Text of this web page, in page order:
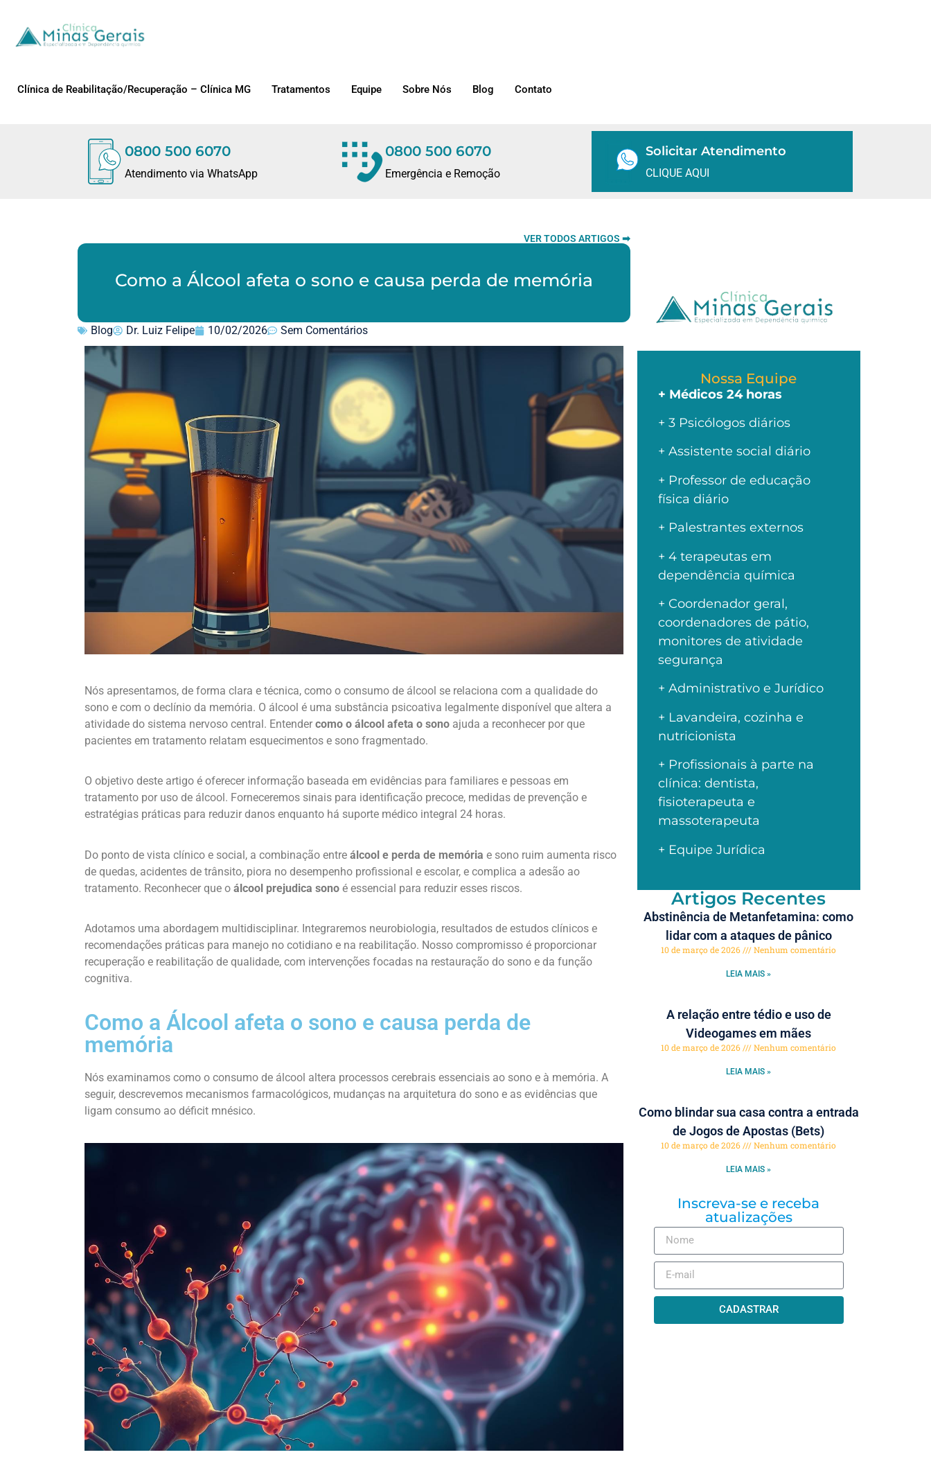
Clínica de Reabilitação/Recuperação – Clínica MG Tratamentos Equipe Sobre Nós Blog Contato
0800 500 6070
Atendimento via WhatsApp
0800 500 6070
Emergência e Remoção
Solicitar Atendimento
CLIQUE AQUI
VER TODOS ARTIGOS ➡
Como a Álcool afeta o sono e causa perda de memória
Blog Dr. Luiz Felipe 10/02/2026 Sem Comentários
Nós apresentamos, de forma clara e técnica, como o consumo de álcool se relaciona com a qualidade do
sono e com o declínio da memória. O álcool é uma substância psicoativa legalmente disponível que altera a
atividade do sistema nervoso central. Entender como o álcool afeta o sono ajuda a reconhecer por que
pacientes em tratamento relatam esquecimentos e sono fragmentado.
O objetivo deste artigo é oferecer informação baseada em evidências para familiares e pessoas em
tratamento por uso de álcool. Forneceremos sinais para identificação precoce, medidas de prevenção e
estratégias práticas para reduzir danos enquanto há suporte médico integral 24 horas.
Do ponto de vista clínico e social, a combinação entre álcool e perda de memória e sono ruim aumenta risco
de quedas, acidentes de trânsito, piora no desempenho profissional e escolar, e complica a adesão ao
tratamento. Reconhecer que o álcool prejudica sono é essencial para reduzir esses riscos.
Adotamos uma abordagem multidisciplinar. Integraremos neurobiologia, resultados de estudos clínicos e
recomendações práticas para manejo no cotidiano e na reabilitação. Nosso compromisso é proporcionar
recuperação e reabilitação de qualidade, com intervenções focadas na restauração do sono e da função
cognitiva.
Como a Álcool afeta o sono e causa perda de
memória
Nós examinamos como o consumo de álcool altera processos cerebrais essenciais ao sono e à memória. A
seguir, descrevemos mecanismos farmacológicos, mudanças na arquitetura do sono e as evidências que
ligam consumo ao déficit mnésico.
Nossa Equipe
+ Médicos 24 horas
+ 3 Psicólogos diários
+ Assistente social diário
+ Professor de educação
física diário
+ Palestrantes externos
+ 4 terapeutas em
dependência química
+ Coordenador geral,
coordenadores de pátio,
monitores de atividade
segurança
+ Administrativo e Jurídico
+ Lavandeira, cozinha e
nutricionista
+ Profissionais à parte na
clínica: dentista,
fisioterapeuta e
massoterapeuta
+ Equipe Jurídica
Artigos Recentes
Abstinência de Metanfetamina: como
lidar com a ataques de pânico
10 de março de 2026 Nenhum comentário
LEIA MAIS »
A relação entre tédio e uso de
Videogames em mães
10 de março de 2026 Nenhum comentário
LEIA MAIS »
Como blindar sua casa contra a entrada
de Jogos de Apostas (Bets)
10 de março de 2026 Nenhum comentário
LEIA MAIS »
Inscreva-se e receba
atualizações
CADASTRAR